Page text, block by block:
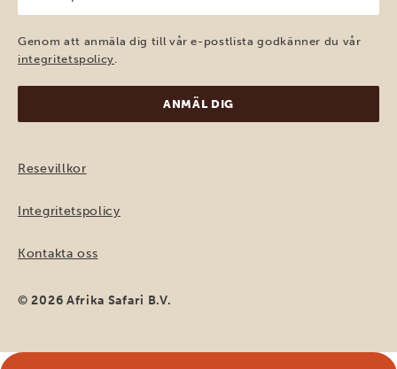
post
(Obligatoriskt)
Genom att anmäla dig till vår e-postlista godkänner du vår
integritetspolicy
Resevillkor
Integritetspolicy
Kontakta oss
© 2026 Afrika Safari B.V.